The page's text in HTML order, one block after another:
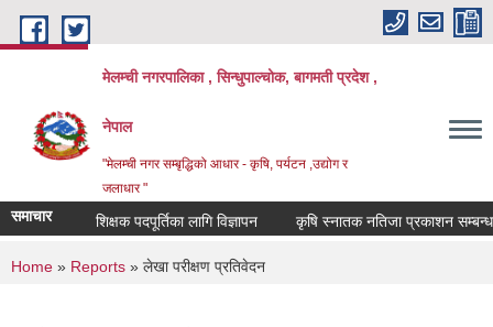
Skip to main content
मेलम्ची नगरपालिका , सिन्धुपाल्चोक, बागमती प्रदेश ,
नेपाल
"मेलम्ची नगर सम्बृद्धिको आधार - कृषि, पर्यटन ,उद्योग र
जलाधार "
समाचार शिक्षक पदपूर्तिका लागि विज्ञापन कृषि स्नातक नतिजा प्रकाशन सम्बन्धमा
You are here
Home » Reports » लेखा परीक्षण प्रतिवेदन